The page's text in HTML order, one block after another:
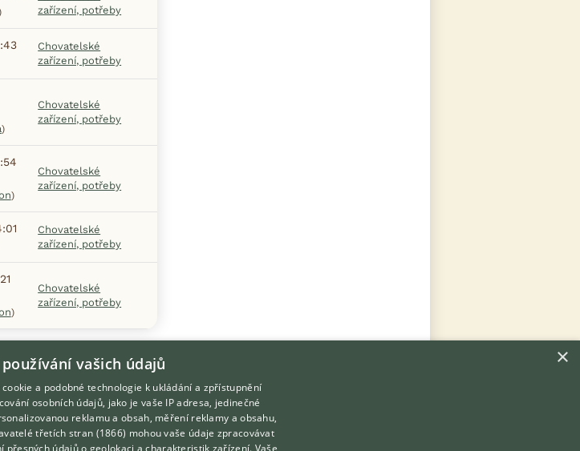
zařízení, potřeby
Chovatelské
zařízení, potřeby
)
Chovatelské
zařízení, potřeby
)
Chovatelské
zařízení, potřeby
Chovatelské
zařízení, potřeby
)
Chovatelské
zařízení, potřeby
O nás
×
vašich údajů
a podobné technologie k ukládání a zpřístupnění
osobních údajů, jako je vaše IP adresa, jedinečné
reklamu a obsah, měření reklamy a obsahu,
třetích stran (1866) mohou vaše údaje zpracovávat
údajů o geolokaci a charakteristik zařízení. Vaše